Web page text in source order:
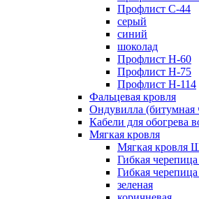
Профлист С-44
серый
синий
шоколад
Профлист Н-60
Профлист Н-75
Профлист H-114
Фальцевая кровля
Ондувилла (битумная
Кабели для обогрева
Мягкая кровля
Мягкая кровля
Гибкая
Гибкая
зеленая